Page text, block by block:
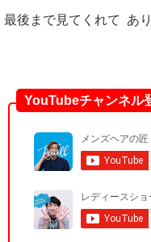
最後まで見てくれて あ
YouTubeチャンネル